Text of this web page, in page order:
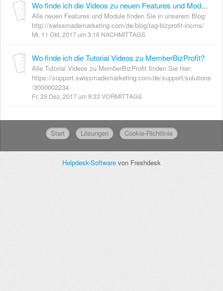
Wo finde ich die Videos zu neuen Features und Modulen?
Alle neuen Features und Module finden Sie in unserem Blog:
http://swissmademarketing.com/de/blog/tag-bizprofit-incms/
Mi, 11 Okt, 2017 um 3:16 NACHMITTAGS
Wo finde ich die Tutorial Videos zu MemberBizProfit?
Alle Tutorial Videos zu MemberBizProfit finden Sie hier:
https://support.swissmademarketing.com/de/support/solutions
/3000002234
Fr, 29 Dez, 2017 um 9:33 VORMITTAGS
Start Lösungen Cookie-Richtlinie
Helpdesk-Software von Freshdesk